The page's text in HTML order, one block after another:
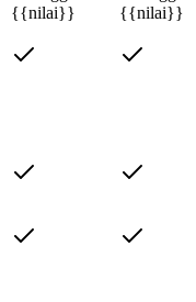
{{nilai}}
{{nilai}}